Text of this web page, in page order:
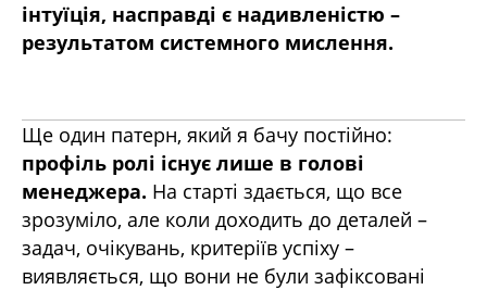
інтуїція, насправді є надивленістю –
результатом системного мислення.
Ще один патерн, який я бачу постійно:
профіль ролі існує лише в голові
менеджера. На старті здається, що все
зрозуміло, але коли доходить до деталей –
задач, очікувань, критеріїв успіху –
виявляється, що вони не були зафіксовані